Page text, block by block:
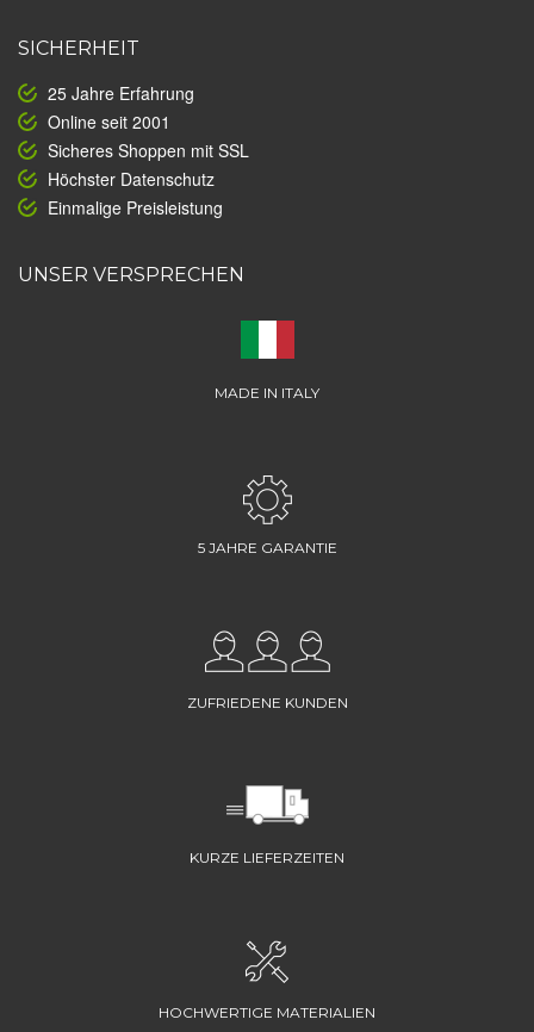
SICHERHEIT
25 Jahre Erfahrung
Online seit 2001
Sicheres Shoppen mit SSL
Höchster Datenschutz
Einmalige Preisleistung
UNSER VERSPRECHEN
MADE IN ITALY
5 JAHRE GARANTIE
ZUFRIEDENE KUNDEN
KURZE LIEFERZEITEN
HOCHWERTIGE MATERIALIEN